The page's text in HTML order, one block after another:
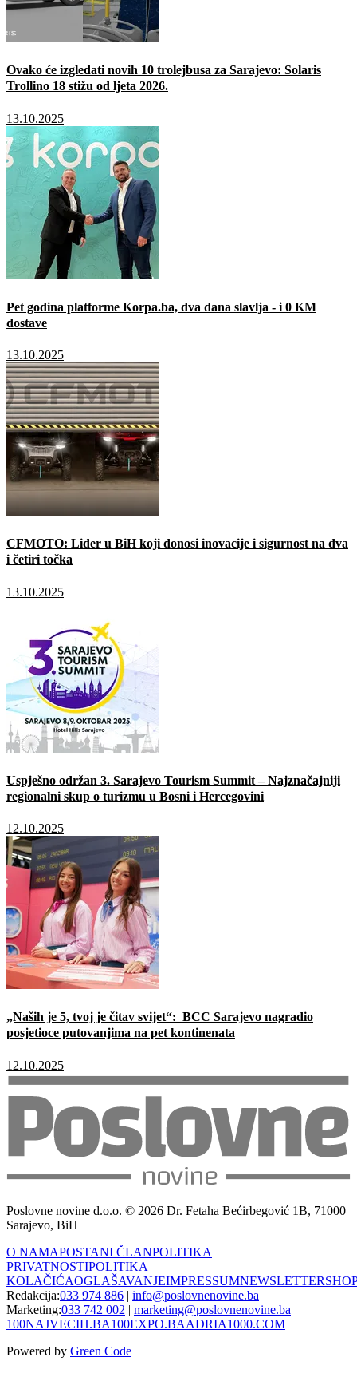
Ovako će izgledati novih 10 trolejbusa za Sarajevo: Solaris
Trollino 18 stižu od ljeta 2026.
13.10.2025
Pet godina platforme Korpa.ba, dva dana slavlja - i 0 KM
dostave
13.10.2025
CFMOTO: Lider u BiH koji donosi inovacije i sigurnost na dva
i četiri točka
13.10.2025
Uspješno održan 3. Sarajevo Tourism Summit – Najznačajniji
regionalni skup o turizmu u Bosni i Hercegovini
12.10.2025
„Naših je 5, tvoj je čitav svijet“: BCC Sarajevo nagradio
posjetioce putovanjima na pet kontinenata
12.10.2025
Poslovne novine d.o.o. © 2026 Dr. Fetaha Bećirbegović 1B, 71000
Sarajevo, BiH
O NAMAPOSTANI ČLANPOLITIKA
PRIVATNOSTIPOLITIKA
KOLAČIĆAOGLAŠAVANJEIMPRESSUMNEWSLETTER
Redakcija:033 974 886 | info@poslovnenovine.ba
Marketing:033 742 002 | marketing@poslovnenovine.ba
100NAJVECIH.BA100EXPO.BAADRIA1000.COM
Powered by Green Code